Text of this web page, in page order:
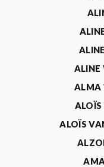
ALINE
ALMA
ALOÏS
ALOÏS